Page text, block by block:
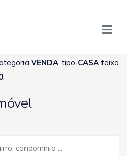
VENDA , tipo CASA faixa